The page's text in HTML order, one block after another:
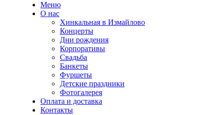
Меню
О нас
Хинкальная в Измайлово
Концерты
Дни рождения
Корпоративы
Свадьба
Банкеты
Фуршеты
Детские праздники
Фотогалерея
Оплата и доставка
Контакты